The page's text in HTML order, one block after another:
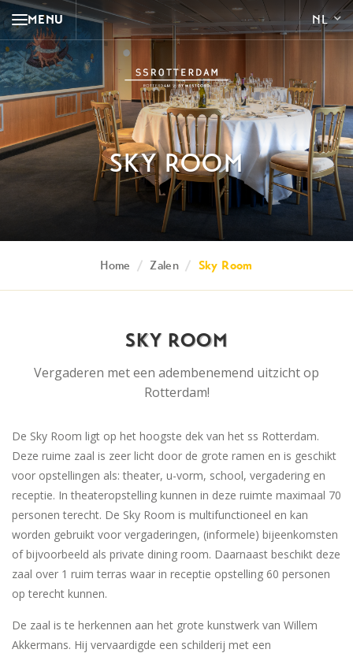
MENU
SKY ROOM
Home / Zalen / Sky Room
SKY ROOM
Vergaderen met een adembenemend uitzicht op
Rotterdam!
De Sky Room ligt op het hoogste dek van het ss Rotterdam.
Deze ruime zaal is zeer licht door de grote ramen en is geschikt
voor opstellingen als: theater, u-vorm, school, vergadering en
receptie. In theateropstelling kunnen in deze ruimte maximaal 70
personen terecht. De Sky Room is multifunctioneel en kan
worden gebruikt voor vergaderingen, (informele) bijeenkomsten
of bijvoorbeeld als private dining room. Daarnaast beschikt deze
zaal over 1 ruim terras waar in receptie opstelling 60 personen
op terecht kunnen.
De zaal is te herkennen aan het grote kunstwerk van Willem
Akkermans. Hij vervaardigde een schilderij met een